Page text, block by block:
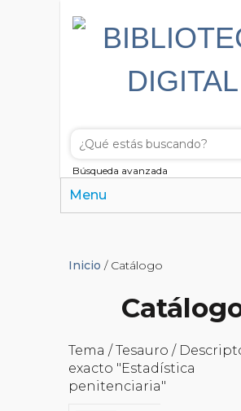
Búsqueda avanzada
Menu
Inicio / Catálogo
Tema / Tesauro /
exacto "Estadística
penitenciaria"